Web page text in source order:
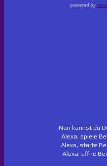
powered by
Nun kannst du
Alexa, spiele
Alexa, starte
Alexa, öffne